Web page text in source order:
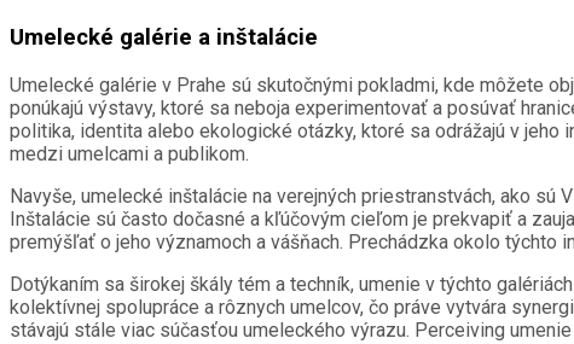
Umelecké galérie a inštalácie
Umelecké galérie v Prahe sú skutočnými pokladmi, kde môžete
ponúkajú výstavy, ktoré sa neboja experimentovať a posúvať
politika, identita alebo ekologické otázky, ktoré sa odrážajú v
medzi umelcami a publikom.
Navyše, umelecké inštalácie na verejných priestranstvách, ako
Inštalácie sú často dočasné a kľúčovým cieľom je prekvapiť a
premýšľať o jeho významoch a vášňach. Prechádzka okolo
Dotýkaním sa širokej škály tém a techník, umenie v týchto
kolektívnej spolupráce a rôznych umelcov, čo práve vytvára
stávajú stále viac súčasťou umeleckého výrazu. Perceiving